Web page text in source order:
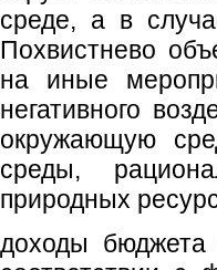
среде, а в
Похвистнево
на иные
негативного
окружающую
среды,
природных
доходы бюджета